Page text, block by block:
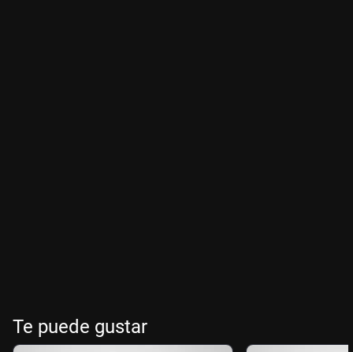
Te puede gustar